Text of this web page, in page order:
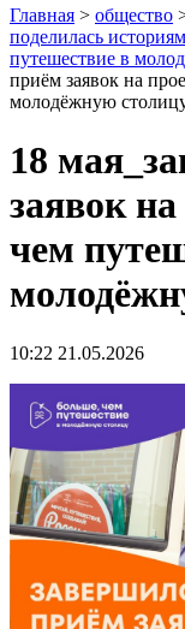
Главная > общество
поделилась
путешествие в
приём заявок на
молодёжную
18
заявок
чем
10:22 21.05.2026